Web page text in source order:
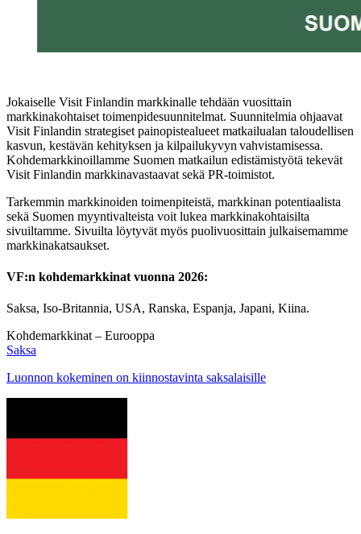
Jokaiselle Visit Finlandin markkinalle tehdään vuosittain
markkinakohtaiset toimenpidesuunnitelmat. Suunnitelmia ohjaavat
Visit Finlandin strategiset painopistealueet matkailualan taloudellisen
kasvun, kestävän kehityksen ja kilpailukyvyn vahvistamisessa.
Kohdemarkkinoillamme Suomen matkailun edistämistyötä tekevät
Visit Finlandin markkinavastaavat sekä PR-toimistot.
Tarkemmin markkinoiden toimenpiteistä, markkinan potentiaalista
sekä Suomen myyntivalteista voit lukea markkinakohtaisilta
sivuiltamme. Sivuilta löytyvät myös puolivuosittain julkaisemamme
markkinakatsaukset.
VF:n kohdemarkkinat vuonna 2026:
Saksa, Iso-Britannia, USA, Ranska, Espanja, Japani, Kiina.
Kohdemarkkinat – Eurooppa
Saksa
Luonnon kokeminen on kiinnostavinta saksalaisille